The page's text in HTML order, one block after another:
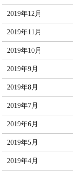
2019年12月
2019年11月
2019年10月
2019年9月
2019年8月
2019年7月
2019年6月
2019年5月
2019年4月